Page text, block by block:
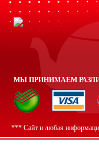
МЫ ПРИНИМАЕМ
*** Сайт и любая